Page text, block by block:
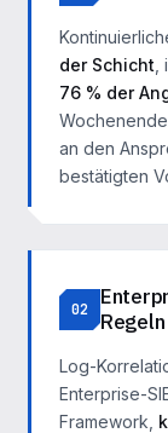
der Schicht
76 % der
an den
bestätigten
02
Regeln
Log-
Enterprise-
Framework,